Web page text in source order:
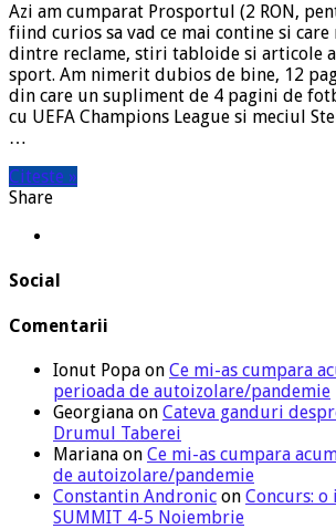
Azi am cumparat Prosportul (2 RON,
fiind curios sa vad ce mai contine si
dintre reclame, stiri tabloide si articole
sport. Am nimerit dubios de bine, 12
din care un supliment de 4 pagini de
cu UEFA Champions League si meciul
…
Citeste »
Share
Social
Comentarii
Ionut Popa on Ce mi-as cumpara
perioada de autoizolare/pandemie
Georgiana on Cateva ganduri
Drumul Taberei
Mariana on Ce mi-as cumpara
de autoizolare/pandemie
Constantin Andronic on Concurs: o
SUMMIT 4-5 Noiembrie